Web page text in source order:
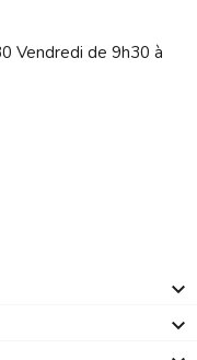
Vendredi de 9h30 à

